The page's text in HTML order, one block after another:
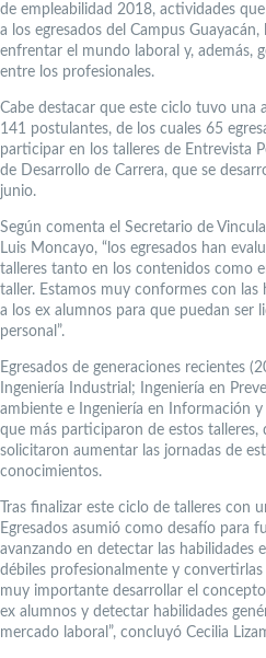
de empleabilidad 2018, actividades
a los egresados del Campus
enfrentar el mundo laboral y, además,
entre los profesionales.
Cabe destacar que este ciclo tuvo
141 postulantes, de los cuales 65
participar en los talleres de Entrevista
de Desarrollo de Carrera, que se
junio.
Según comenta el Secretario de
Luis Moncayo, “los egresados han
talleres tanto en los contenidos como
taller. Estamos muy conformes con las
a los ex alumnos para que puedan ser
personal”.
Egresados de generaciones recientes
Ingeniería Industrial; Ingeniería en
ambiente e Ingeniería en Información
que más participaron de estos talleres,
solicitaron aumentar las jornadas de
conocimientos.
Tras finalizar este ciclo de talleres con
Egresados asumió como desafío para
avanzando en detectar las habilidades
débiles profesionalmente y
muy importante desarrollar el
ex alumnos y detectar habilidades
mercado laboral”, concluyó Cecilia